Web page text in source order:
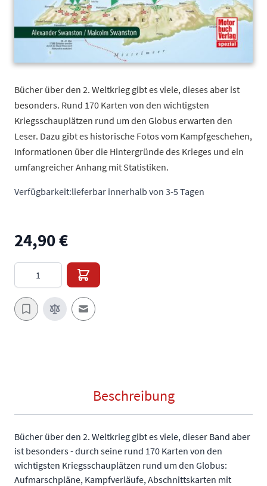
Bücher über den 2. Weltkrieg gibt es viele, dieses aber ist
besonders. Rund 170 Karten von den wichtigsten
Kriegsschauplätzen rund um den Globus erwarten den
Leser. Dazu gibt es historische Fotos vom Kampfgeschehen,
Informationen über die Hintergründe des Krieges und ein
umfangreicher Anhang mit Statistiken.
Verfügbarkeit:lieferbar innerhalb von 3-5 Tagen
24,90 €
Menge
E-Mail an einen Freund
Beschreibung
Bücher über den 2. Weltkrieg gibt es viele, dieser Band aber
ist besonders - durch seine rund 170 Karten von den
wichtigsten Kriegsschauplätzen rund um den Globus:
Aufmarschpläne, Kampfverläufe, Abschnittskarten mit